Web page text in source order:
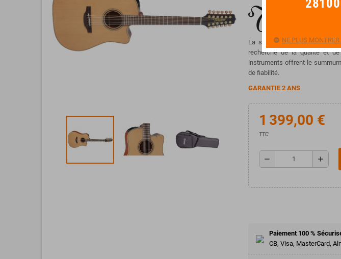
La série Pro est fabriquée à
recherche de la qualité et
instruments offrent le
de fiabilité.
GARANTIE 2 ANS
1 399,00 €
TTC
remove add
Paiement 100 %
CB, Visa, MasterCard,
28100
NE PLUS MONTRER